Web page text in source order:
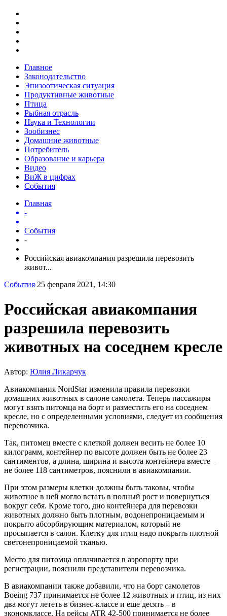
Главное
Законодательство
Эпизоотическая ситуация
Продуктивные животные
Птица
Рыбная отрасль
Наука и Технологии
Зообизнес
Домашние животные
Потребитель
Образование и карьера
Видео
ВиЖ в цифрах
События
Главная
-
События
-
Российская авиакомпания разрешила перевозить
живот...
События 25 февраля 2021, 14:30
Российская авиакомпания
разрешила перевозить
животных на соседнем кресле
Автор: Юлия Ликарчук
Авиакомпания NordStar изменила правила перевозки
домашних животных в салоне самолета. Теперь пассажиры
могут взять питомца на борт и разместить его на соседнем
кресле, но с определенными условиями, следует из сообщения
перевозчика.
Так, питомец вместе с клеткой должен весить не более 10
килограмм, контейнер по высоте должен быть не более 23
сантиментов, а длина, ширина и высота контейнера вместе –
не более 118 сантиметров, пояснили в авиакомпании.
При этом размеры клетки должны быть таковы, чтобы
животное в ней могло встать в полный рост и повернуться
вокруг себя. Кроме того, дно контейнера для перевозки
животных должно быть плотным, водонепроницаемым и
покрыто абсорбирующим материалом, который не
просыпается в салон. Клетку для птиц надо покрыть плотной
светонепроницаемой тканью.
Место для питомца оплачивается в аэропорту при
регистрации, пояснили представители перевозчика.
В авиакомпании также добавили, что на борт самолетов
Boeing 737 принимается не более 12 животных и птиц, из них
два могут лететь в бизнес-классе и еще десять – в
экономклассе. На рейсы ATR 42-500 принимается не более